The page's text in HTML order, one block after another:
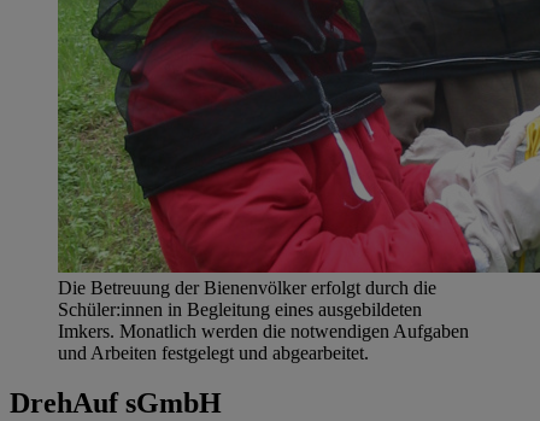
Die Betreuung der Bienenvölker erfolgt durch die
Schüler:innen in Begleitung eines ausgebildeten
Imkers. Monatlich werden die notwendigen Aufgaben
und Arbeiten festgelegt und abgearbeitet.
DrehAuf sGmbH